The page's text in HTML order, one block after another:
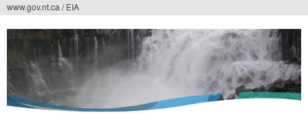
Vous
êtes
ici
www.gov.nt.ca / EIA